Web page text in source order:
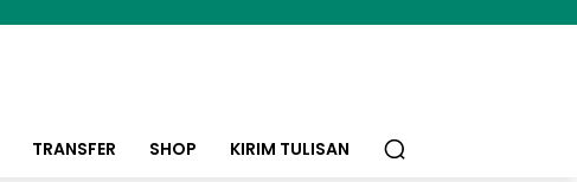
TRANSFER SHOP KIRIM TULISAN